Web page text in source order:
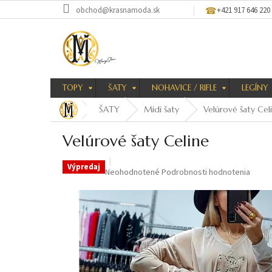
na
obchod@krasnamoda.sk +421 917 646 220
TOPY ŠATY NOHAVICE / RIFLE LEGÍNY
ŠATY Midi šaty Velúrové šaty
Velúrové šaty Celine
Výpredaj Priemerné
je
0,0
z
5
hviezdičiek.
Neohodnotené Podrobnosti hodnotenia